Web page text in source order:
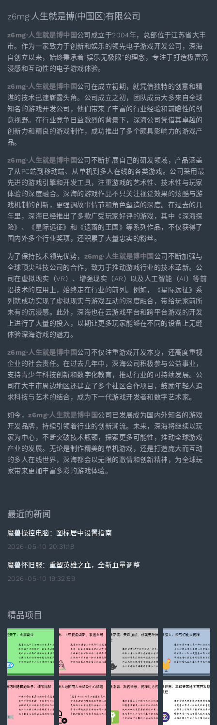
z6mg·人生就是博(中国区)有限公司
z6mg·人生就是博中国公司成立于2004年，总部位于江苏省大丰
市。作为一家致力于创新和娱乐的领先电子游戏开发公司，深海
自创立以来，始终秉承着“娱乐无极限”的理念，专注于打造极富沉
浸感和互动性的电子游戏体验。
z6mg·人生就是博中国公司在成立初期，就凭借独特的创意和精
湛的技术迅速崭露头角。公司成立之初，团队成员大多来自全球
知名的游戏开发公司，他们带来了丰富的行业经验和前瞻性的创
意视野。在行业竞争日益激烈的背景下，深海公司凭借其卓越的
创新力和精良的游戏制作，成功推出了多个颇具影响力的游戏产
品。
z6mg·人生就是博中国公司不断扩展自己的研发领域，产品涵盖
了从PC端到移动端、从单机到多人在线的各类游戏。公司采用最
先进的游戏引擎和开发工具，注重游戏的艺术性、技术性与玩家
体验的深度融合。深海的游戏作品不只关注视觉效果的炫酷与游
戏机制的创新，更强调故事情节和角色塑造的深度。在过去的几
年里，深海已经推出了多款广受玩家好评的游戏，其中《深海探
险》、《星际远征》和《遗落的王国》等系列作品，不仅获得了
国内外多个行业奖项，还积累了大量忠实的粉丝。
为了保持技术领先优势， z6mg·人生就是博中国 公司不断加强与
全球顶尖科技公司的合作，致力于推动游戏行业的技术革新。公
司在虚拟现实（VR）、增强现实（AR）以及人工智能（AI）等前
沿技术的应用上，始终走在行业的前列。例如，《星际远征》系
列就成功实现了虚拟现实与游戏互动的深度融合，带给玩家前所
未有的沉浸感。此外，深海也在云游戏平台和跨平台游戏的开发
上进行了大量的投入，以期让更多玩家能够在不同的设备上无缝
体验深海游戏的魅力。
z6mg·人生就是博中国公司不仅注重游戏开发本身，还高度重视
企业的社会责任。在过去几年中，深海公司积极参与公益事业，
支持青少年科技创新和数字化教育，推动行业的可持续发展。公
司在大丰市周边地区还建立了多个社区合作项目，鼓励年轻人追
求科技与艺术的结合，成为下一代游戏开发者和数字艺术家。
如今，z6mg·人生就是博中国公司已发展成为国内外知名的游戏
开发品牌，持续引领着行业的创新潮流。未来，深海将继续以玩
家为中心，不断突破技术瓶颈，探索更多可能性，推动全球游戏
产业的发展。无论是制作精美的单机游戏，还是打造庞大而互动
的多人在线世界，深海都会以无限的激情和创新精神，为全球玩
家带来更加丰富多彩的游戏体验。
最近的新闻
魔兽操控电脑：图标居中设置指南
2026-05-10 20:31:18
魔兽怀旧服：重塑英雄之血，全新血量调整
2026-05-10 19:32:59
精品项目